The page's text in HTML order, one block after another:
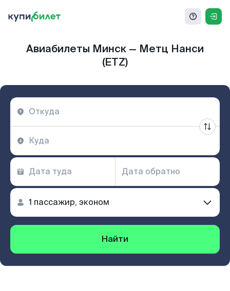
Авиабилеты Минск — Метц Нанси
(ETZ)
Найти